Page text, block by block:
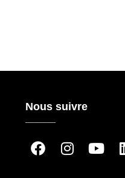
Nous suivre